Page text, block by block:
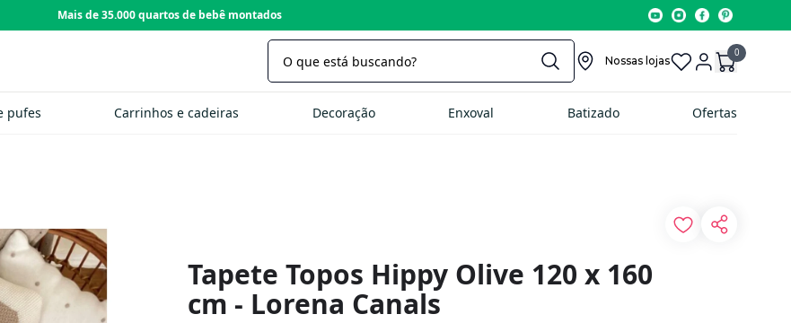
Loja com 22 anos de tradição
Nossas lojas
0
pufes Carrinhos e cadeiras Decoração Enxoval Batizado Ofertas
Tapete Topos Hippy Olive 120 x 160
cm - Lorena Canals